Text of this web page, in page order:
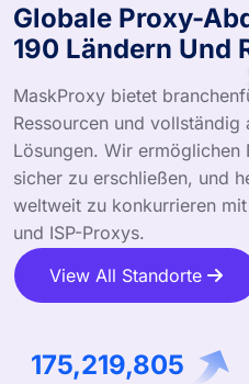
Globale Proxy-
190 Ländern Und
MaskProxy bietet
Ressourcen und vollständig
Lösungen. Wir
sicher zu erschließen, und
weltweit zu konkurrieren
und ISP-Proxys.
View All Standorte
278,408,524